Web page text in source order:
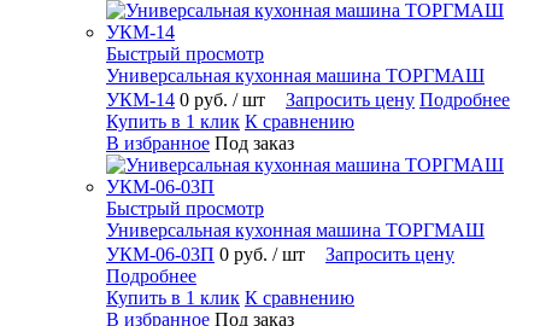
Быстрый просмотр
Универсальная кухонная машина ТОРГМАШ
УКМ-14 0 руб. / шт Запросить цену Подробнее
Купить в 1 клик К сравнению
В избранное Под заказ
Быстрый просмотр
Универсальная кухонная машина ТОРГМАШ
УКМ-06-03П 0 руб. / шт
Запросить цену
Подробнее
Купить в 1 клик К сравнению
В избранное Под заказ